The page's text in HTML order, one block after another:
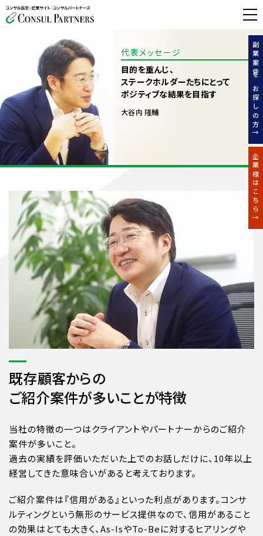
無料相談する
副業案件をお探しの方↑
企業様はこちら↑
代表メッセージ
目的を重んじ、
ステークホルダーたちにとって
ポジティブな結果を目指す
大谷内 隆輔
既存顧客からの
ご紹介案件が多いことが特徴
当社の特徴の一つはクライアントやパートナーからのご紹介
案件が多いこと。
過去の実績を評価いただいた上でのお話しだけに、10年以上
経営してきた意味合いがあると考えております。
ご紹介案件は『信用がある』といった利点があります。コンサ
ルティングという無形のサービス提供なので、信用があること
の効果はとても大きく、As-IsやTo-Beに対するヒアリングや